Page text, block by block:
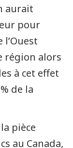
aurait
pour
région alors
à cet effet
de la
pièce
au Canada,